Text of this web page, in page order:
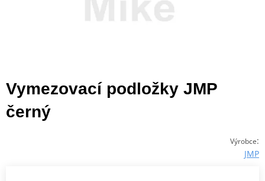
Vymezovací podložky JMP
černý
Výrobce:
JMP